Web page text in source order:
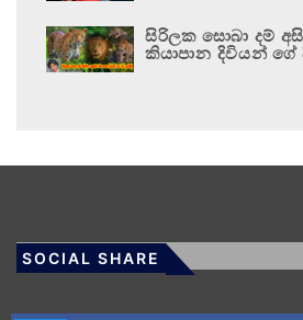
සිරිලක සොබා දම්
කියාපාන දිවියන් ගේ
SOCIAL SHARE